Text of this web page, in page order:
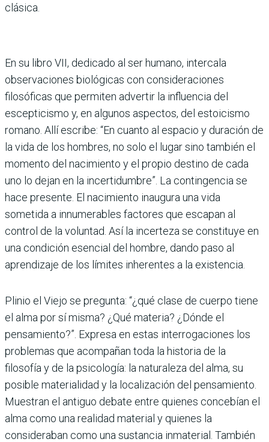
clásica.
En su libro VII, dedicado al ser humano, intercala
observaciones biológicas con consideraciones
filosóficas que permiten advertir la influencia del
escepticismo y, en algunos aspectos, del estoicismo
romano. Allí escribe: “En cuanto al espacio y duración de
la vida de los hombres, no solo el lugar sino también el
momento del nacimiento y el propio destino de cada
uno lo dejan en la incertidumbre”. La contingencia se
hace presente. El nacimiento inaugura una vida
sometida a innumerables factores que escapan al
control de la voluntad. Así la incerteza se constituye en
una condición esencial del hombre, dando paso al
aprendizaje de los límites inherentes a la existencia.
Plinio el Viejo se pregunta: “¿qué clase de cuerpo tiene
el alma por sí misma? ¿Qué materia? ¿Dónde el
pensamiento?”. Expresa en estas interrogaciones los
problemas que acompañan toda la historia de la
filosofía y de la psicología: la naturaleza del alma, su
posible materialidad y la localización del pensamiento.
Muestran el antiguo debate entre quienes concebían el
alma como una realidad material y quienes la
consideraban como una sustancia inmaterial. También